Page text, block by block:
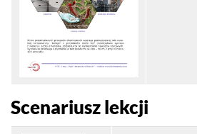
Scenariusz lekcji